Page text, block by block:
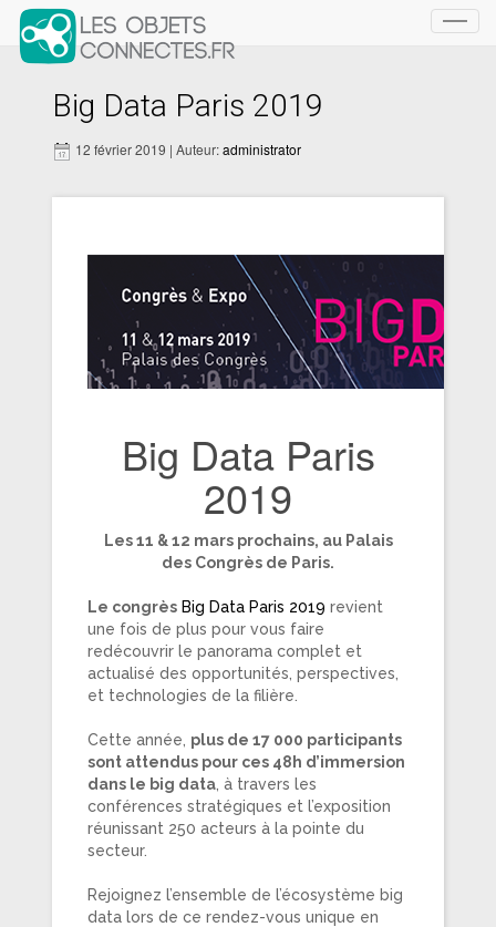
Big Data Paris 2019
12 février 2019 | Auteur:administrator
Big Data Paris
2019
Les 11 & 12 mars prochains, au Palais
des Congrès de Paris.
Le congrès Big Data Paris 2019 revient
une fois de plus pour vous faire
redécouvrir le panorama complet et
actualisé des opportunités, perspectives,
et technologies de la filière.
Cette année, plus de 17 000 participants
sont attendus pour ces 48h d’immersion
dans le big data , à travers les
conférences stratégiques et l’exposition
réunissant 250 acteurs à la pointe du
secteur.
Rejoignez l’ensemble de l’écosystème big
data lors de ce rendez-vous unique en